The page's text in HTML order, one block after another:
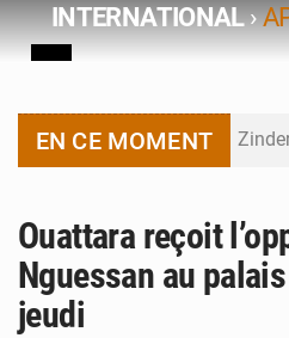
INTERNATIONAL›
EN CE MOMENT
Ouattara reçoit
Nguessan au
jeudi